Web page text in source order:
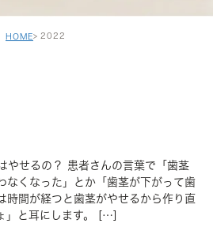
HOME 2022
やせるの？ 患者さんの言葉で「歯茎
なくなった」とか「歯茎が下がって歯
時間が経つと歯茎がやせるから作り直
」と耳にします。 […]